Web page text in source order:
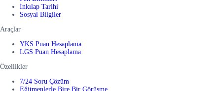
İnkılap Tarihi
Sosyal Bilgiler
Araçlar
YKS Puan Hesaplama
LGS Puan Hesaplama
Özellikler
7/24 Soru Çözüm
Eğitmenlerle Bire Bir Görüşme